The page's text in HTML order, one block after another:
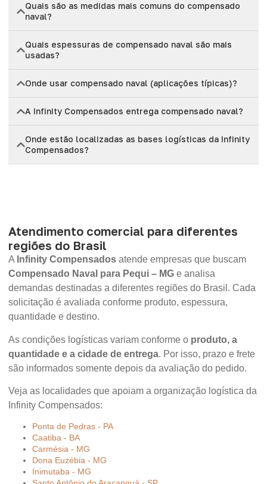
Quais são as medidas mais comuns do compensado
naval?
Quais espessuras de compensado naval são mais
usadas?
Onde usar compensado naval (aplicações típicas)?
A Infinity Compensados entrega compensado naval?
Onde estão localizadas as bases logísticas da Infinity
Compensados?
Atendimento comercial para diferentes
regiões do Brasil
A Infinity Compensados atende empresas que buscam
Compensado Naval para Pequi – MG e analisa
demandas destinadas a diferentes regiões do Brasil. Cada
solicitação é avaliada conforme produto, espessura,
quantidade e destino.
As condições logísticas variam conforme o produto, a
quantidade e a cidade de entrega. Por isso, prazo e frete
são informados somente depois da avaliação do pedido.
Veja as localidades que apoiam a organização logística da
Infinity Compensados:
Ponta de Pedras - PA
Caatiba - BA
Carmésia - MG
Dona Euzébia - MG
Inimutaba - MG